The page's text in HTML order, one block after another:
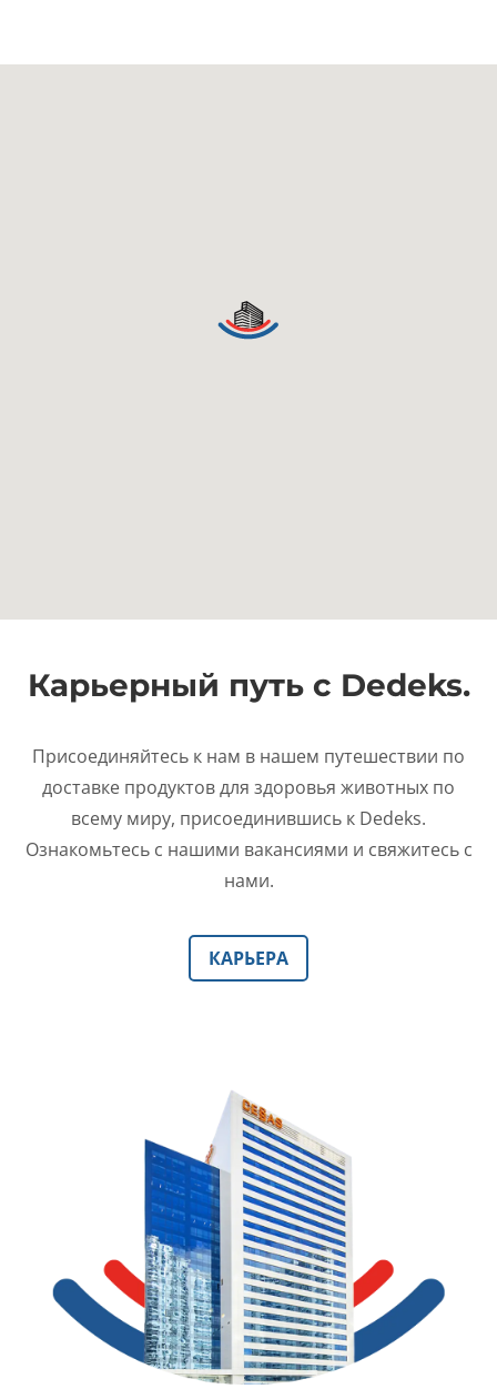
Карьерный путь с Dedeks.
Присоединяйтесь к нам в нашем путешествии по
доставке продуктов для здоровья животных по
всему миру, присоединившись к Dedeks.
Ознакомьтесь с нашими вакансиями и свяжитесь с
нами.
КАРЬЕРА